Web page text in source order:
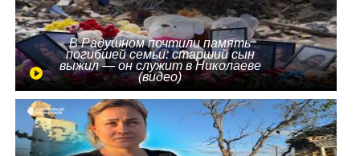
В Радушном почтили память
погибшей семьи: старший сын
выжил — он служит в Николаеве
(видео)